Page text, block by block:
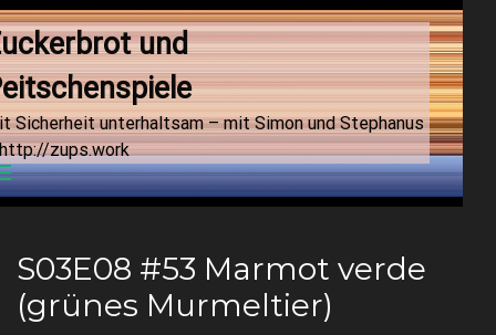
und
Sicherheit unterhaltsam – mit Simon und Stephanus
zups.work
S03E08 #53 Marmot verde
(grünes Murmeltier)